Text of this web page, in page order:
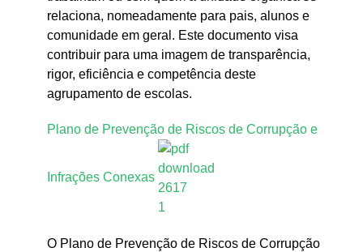
relaciona, nomeadamente para pais, alunos e
comunidade em geral. Este documento visa
contribuir para uma imagem de transparência,
rigor, eficiência e competência deste
agrupamento de escolas.
Plano de Prevenção de Riscos de Corrupção e
Infrações Conexas
O Plano de Prevenção de Riscos de Corrupção